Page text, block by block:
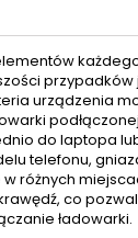
urządzenia
do laptopa
telefonu,
różnych
co
ładowarki.